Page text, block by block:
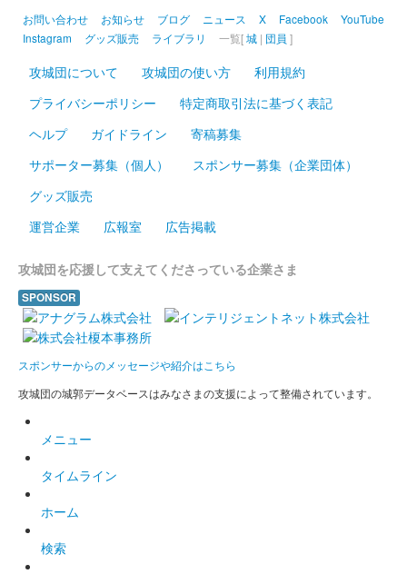
お問い合わせ お知らせ ブログ ニュース X Facebook
YouTube
Instagram
グッズ販売 ライブラリ 一覧[城 | 団員 ]
攻城団について 攻城団の使い方
利用規約
プライバシーポリシー
特定商取引法に基づく表記
ヘルプ
ガイドライン
寄稿募集
サポーター募集（個人）
スポンサー募集（企業団体）
グッズ販売
運営企業
広報室 広告掲載
攻城団を応援して支えてくださっている企業さま
SPONSOR
スポンサーからのメッセージや紹介はこちら
攻城団の城郭データベースはみなさまの支援によって整備されています。
メニュー
タイムライン
ホーム
検索